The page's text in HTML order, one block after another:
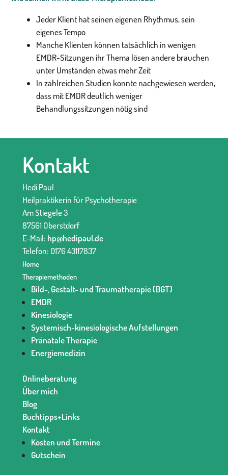
Jeder Klient hat seinen eigenen Rhythmus, sein
eigenes Tempo
Manche Klienten können tatsächlich in wenigen
EMDR-Sitzungen ihr Thema lösen andere brauchen
unter Umständen etwas mehr Zeit
In zahlreichen Studien konnte nachgewiesen werden,
dass mit EMDR deutlich weniger
Behandlungssitzungen nötig sind
Kontakt
Hedi Paul
Heilpraktikerin für Psychotherapie
Am Stiegele 3
87561 Oberstdorf
E-Mail: hp@hedipaul.de
Telefon: 0176 43117837‬
Home
Therapiemethoden
Bild-, Gestalt- und Traumatherapie (BGT)
EMDR
Kinesiologie
Systemisch-kinesiologische Aufstellungen
Pränatale Therapie
Energiemedizin
Onlineberatung
Über mich
Blog
Buchtipps+Links
Kontakt
Kosten und Termine
Gutschein